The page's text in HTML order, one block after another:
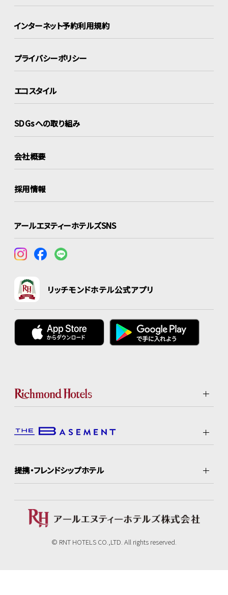
インターネット予約利用規約
プライバシーポリシー
エコスタイル
SDGsへの取り組み
会社概要
採用情報
アールエヌティーホテルズSNS
リッチモンドホテル公式アプリ
提携・フレンドシップホテル
© RNT HOTELS CO.,LTD. All rights reserved.